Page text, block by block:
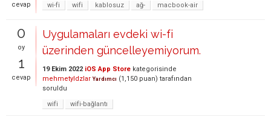
cevap
wi-fi
wifi kablosuz ağ- macbook-air
0
oy
1
cevap
Uygulamaları evdeki wi-fi
üzerinden güncelleyemiyorum.
19 Ekim 2022 iOS App Store kategorisinde
mehmetyldzlar Yardımcı (1,150 puan) tarafından
soruldu
wifi
wifi-bağlantı